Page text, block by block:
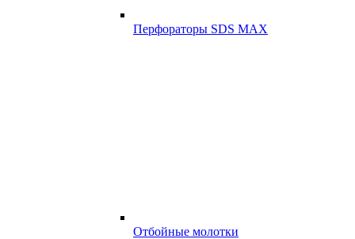
Перфораторы SDS MAX
Отбойные молотки